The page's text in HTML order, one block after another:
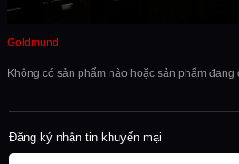
Goldmund
Không có sản phẩm nào hoặc sản phẩm
Đăng ký nhận tin khuyến mại